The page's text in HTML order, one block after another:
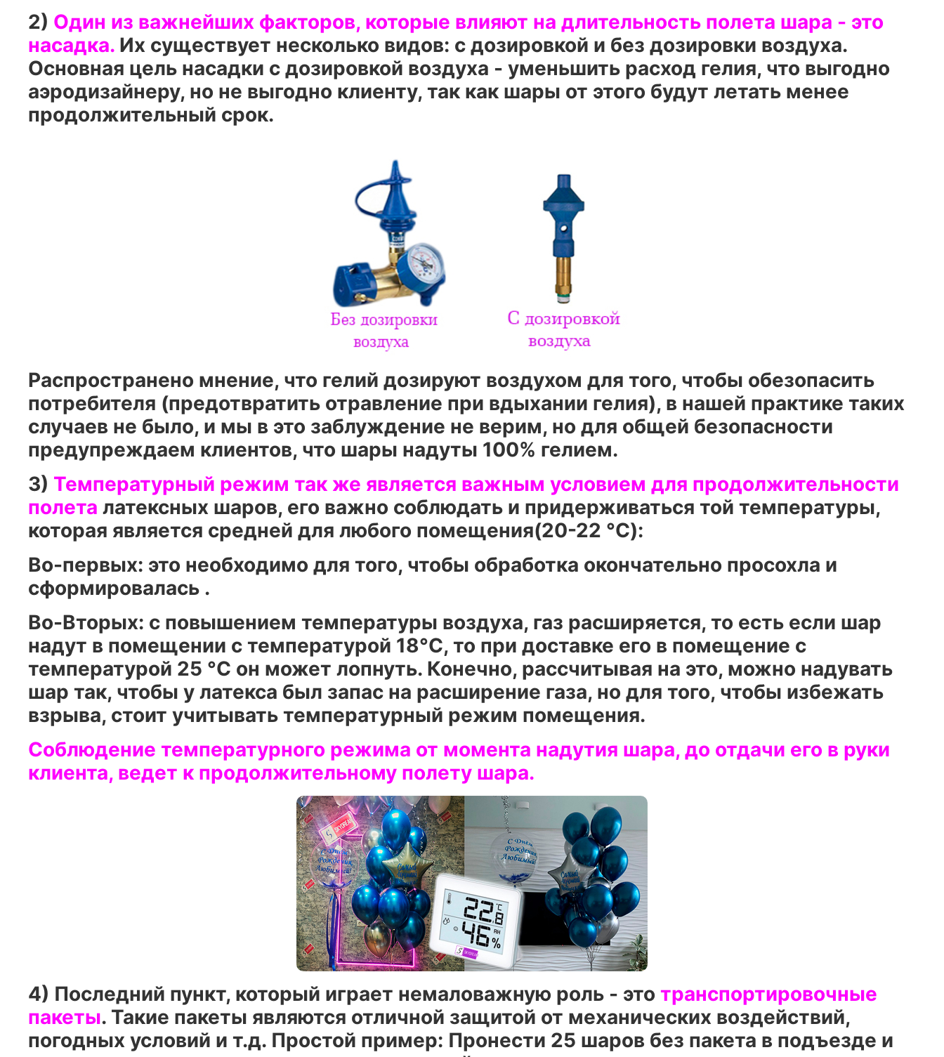
2) Один из важнейших факторов, которые влияют на длительность полета шара - это
насадка. Их существует несколько видов: с дозировкой и без дозировки воздуха.
Основная цель насадки с дозировкой воздуха - уменьшить расход гелия, что выгодно
аэродизайнеру, но не выгодно клиенту, так как шары от этого будут летать менее
продолжительный срок.
Распространено мнение, что гелий дозируют воздухом для того, чтобы обезопасить
потребителя (предотвратить отравление при вдыхании гелия), в нашей практике таких
случаев не было, и мы в это заблуждение не верим, но для общей безопасности
предупреждаем клиентов, что шары надуты 100% гелием.
3) Температурный режим так же является важным условием для продолжительности
полета латексных шаров, его важно соблюдать и придерживаться той температуры,
которая является средней для любого помещения(20-22 °C):
Во-первых: это необходимо для того, чтобы обработка окончательно просохла и
сформировалась .
Во-Вторых: с повышением температуры воздуха, газ расширяется, то есть если шар
надут в помещении с температурой 18°C, то при доставке его в помещение с
температурой 25 °C он может лопнуть. Конечно, рассчитывая на это, можно надувать
шар так, чтобы у латекса был запас на расширение газа, но для того, чтобы избежать
взрыва, стоит учитывать температурный режим помещения.
Соблюдение температурного режима от момента надутия шара, до отдачи его в руки
клиента, ведет к продолжительному полету шара.
4) Последний пункт, который играет немаловажную роль - это транспортировочные
пакеты. Такие пакеты являются отличной защитой от механических воздействий,
погодных условий и т.д. Простой пример: Пронести 25 шаров без пакета в подъезде и